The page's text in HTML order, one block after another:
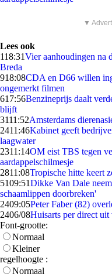
▼
Lees ook
118:31Vier aanhoudingen na
Breda
918:08CDA en D66 willen
ongemerkt filmen
617:56Benzineprijs daalt
blijft
3111:52Amsterdams
2411:46Kabinet geeft
laagwater
2311:14OM eist TBS tegen
aardappelschilmesje
2811:08Tropische hitte keert
5109:51Dikke Van Dale
schaamlippen doorbreken'
2409:05Peter Faber (82)
2406/08Huisarts per direct
Font-grootte:
Normaal
Kleiner
regelhoogte :
Normaal